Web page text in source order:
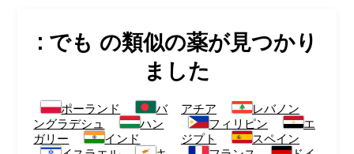
: でも の類似の薬が見つかり
ました
ポーランド
バ
ングラデシュ
ハン
ガリー
インド
アチア
レバノン
フィリピン
エ
ジプト
スペイン